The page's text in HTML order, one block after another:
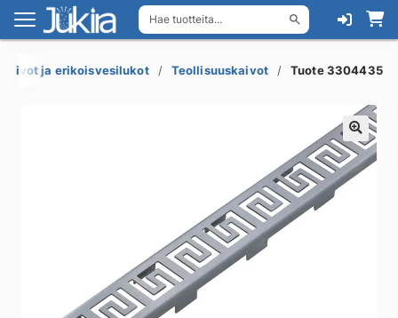
Hae tuotteita...
Siirry
navigointiin
Siirry
sisältöön
ja erikoisvesilukot Teollisuuskaivot Tuote 3304435